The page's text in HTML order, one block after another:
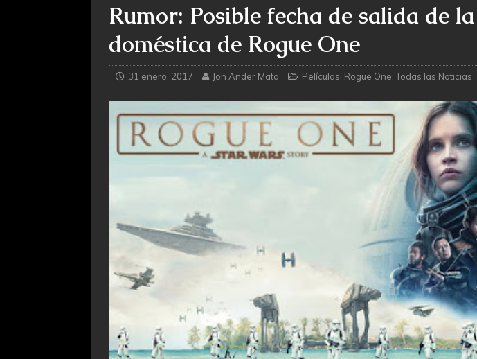
Rumor: Posible fecha de salida de
doméstica de Rogue One
31 enero, 2017 Jon Ander Mata Películas Rogue One ,Todas las Noticias